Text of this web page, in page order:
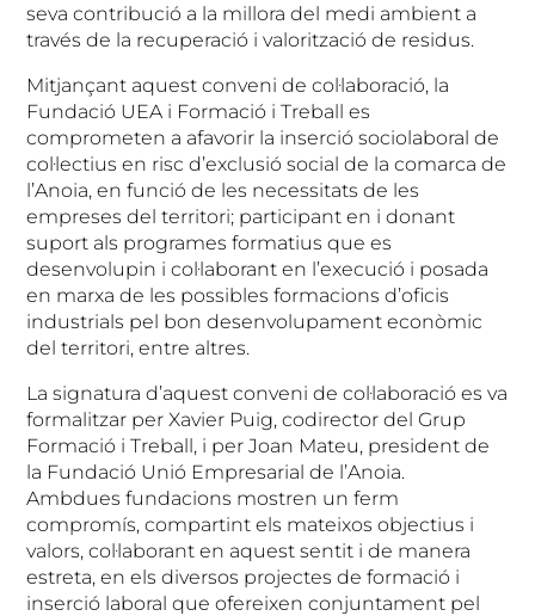
seva contribució a la millora del medi ambient a
través de la recuperació i valorització de residus.
Mitjançant aquest conveni de col·laboració, la
Fundació UEA i Formació i Treball es
comprometen a afavorir la inserció sociolaboral de
col·lectius en risc d’exclusió social de la comarca de
l’Anoia, en funció de les necessitats de les
empreses del territori; participant en i donant
suport als programes formatius que es
desenvolupin i col·laborant en l’execució i posada
en marxa de les possibles formacions d’oficis
industrials pel bon desenvolupament econòmic
del territori, entre altres.
La signatura d’aquest conveni de col·laboració es va
formalitzar per Xavier Puig, codirector del Grup
Formació i Treball, i per Joan Mateu, president de
la Fundació Unió Empresarial de l’Anoia.
Ambdues fundacions mostren un ferm
compromís, compartint els mateixos objectius i
valors, col·laborant en aquest sentit i de manera
estreta, en els diversos projectes de formació i
inserció laboral que ofereixen conjuntament pel